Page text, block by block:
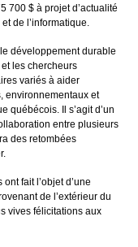
700 $ à projet d’actualité
de l’informatique.
développement durable
les chercheurs
variés à aider
environnementaux et
québécois. Il s’agit d’un
entre plusieurs
des retombées
fait l’objet d’une
de l’extérieur du
vives félicitations aux